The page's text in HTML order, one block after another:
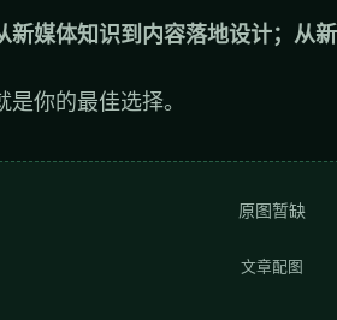
新媒体知识到内容落地设计；从
你的最佳选择。
原图暂缺
文章配图